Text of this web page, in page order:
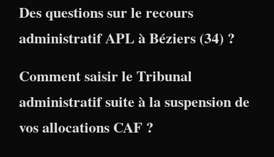
Des questions sur le recours
administratif APL à Béziers (34) ?
Comment saisir le Tribunal
administratif suite à la suspension de
vos allocations CAF ?